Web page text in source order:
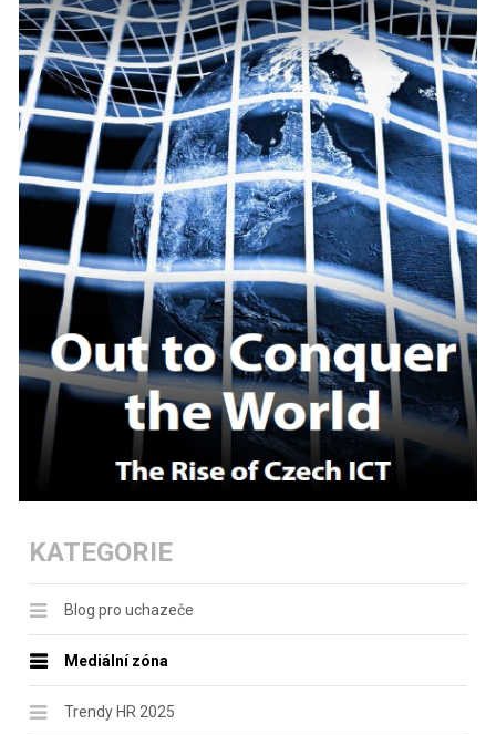
KATEGORIE
Blog pro uchazeče
Mediální zóna
Trendy HR 2025